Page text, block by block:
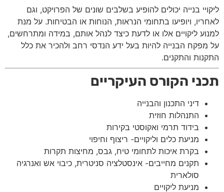
ליקויי בנייה יכולים להופיע בשלבים שונים של הפרויקט, וגם
לאחריו, ויופיעו בתחומי הנראות, הנוחות או הבטיחות. על מנת
למנוע ליקויים אלו או לדעת כיצד לנהל אותם, במידה ומתרחשים,
על מפקח הבנייה להיות בעל ידע הנדסי רחב ולהכיר את כלל
התקנות והתקנים.
תכני הקורס העיקריים
דיני התכנון והבנייה
התנהלות חוזית
בידוד תרמי ואקוסטי בקירות
מניעת כלים וליקויים- ריצוף וחיפוי
בקרת איכות לתחומי טיח, גבס, מחיצות תקרות
תקנים מחייבים- אינסטלציה סניטרית, כיבוי אש ואנרגיה
סולארית
מניעת ליקויים